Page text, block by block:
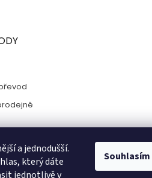
a jednodušší.
který dáte
jednotlivě v
Souhlasím